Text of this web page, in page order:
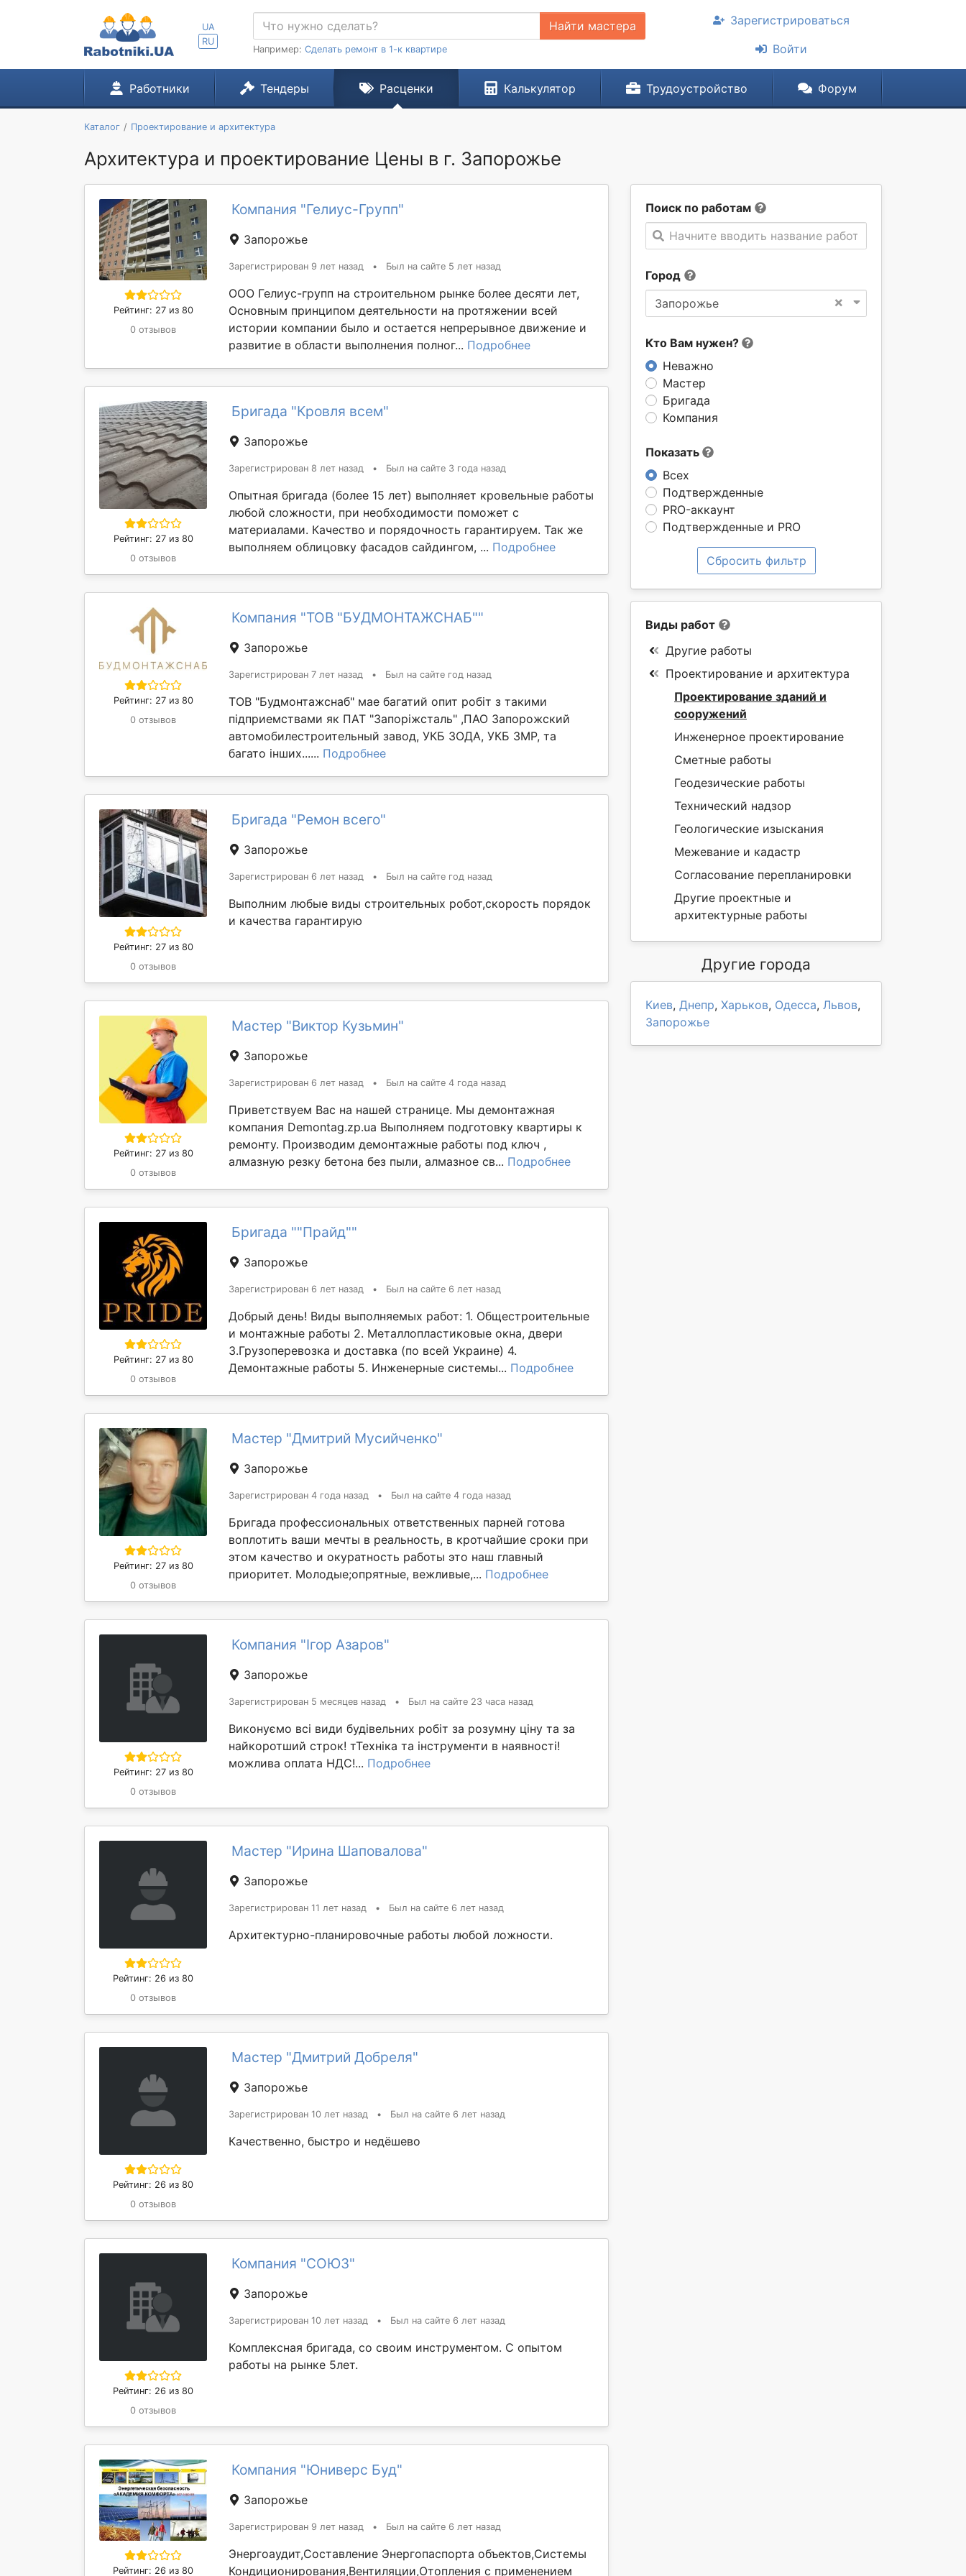
UA
RU
Найти мастера
Например: Сделать ремонт в 1-к квартире
Зарегистрироваться
Войти
Работники Тендеры Расценки Калькулятор Трудоустройство Форум
Каталог Проектирование и архитектура
Архитектура и проектирование Цены в г. Запорожье
Поиск по работам
Начните вводить название работы
Город
×
Запорожье
Кто Вам нужен?
Неважно
Мастер
Бригада
Компания
Показать
Всех
Подтвержденные
PRO-аккаунт
Подтвержденные и PRO
Сбросить фильтр
Рейтинг: 27 из 80
0 отзывов
Компания "Гелиус-Групп"
Запорожье
Зарегистрирован 9 лет назад • Был на сайте 5 лет назад
ООО Гелиус-групп на строительном рынке более десяти лет,
Основным принципом деятельности на протяжении всей
истории компании было и остается непрерывное движение и
развитие в области выполнения полног... Подробнее
Рейтинг: 27 из 80
0 отзывов
Бригада "Кровля всем"
Запорожье
Зарегистрирован 8 лет назад • Был на сайте 3 года назад
Опытная бригада (более 15 лет) выполняет кровельные работы
любой сложности, при необходимости поможет с
материалами. Качество и порядочность гарантируем. Так же
выполняем облицовку фасадов сайдингом, ... Подробнее
Рейтинг: 27 из 80
0 отзывов
Компания "ТОВ "БУДМОНТАЖСНАБ""
Запорожье
Зарегистрирован 7 лет назад • Был на сайте год назад
ТОВ "Будмонтажснаб" мае багатий опит робіт з такими
підприемствами як ПАТ "Запоріжсталь" ,ПАО Запорожский
автомобилестроительный завод, УКБ ЗОДА, УКБ ЗМР, та
багато інших...... Подробнее
Рейтинг: 27 из 80
0 отзывов
Бригада "Ремон всего"
Запорожье
Зарегистрирован 6 лет назад • Был на сайте год назад
Выполним любые виды строительных робот,скорость порядок
и качества гарантирую
Рейтинг: 27 из 80
0 отзывов
Мастер "Виктор Кузьмин"
Запорожье
Зарегистрирован 6 лет назад • Был на сайте 4 года назад
Приветствуем Вас на нашей странице. Мы демонтажная
компания Demontag.zp.ua Выполняем подготовку квартиры к
ремонту. Производим демонтажные работы под ключ ,
алмазную резку бетона без пыли, алмазное св... Подробнее
Рейтинг: 27 из 80
0 отзывов
Бригада ""Прайд""
Запорожье
Зарегистрирован 6 лет назад • Был на сайте 6 лет назад
Добрый день! Виды выполняемых работ: 1. Общестроительные
и монтажные работы 2. Металлопластиковые окна, двери
3.Грузоперевозка и доставка (по всей Украине) 4.
Демонтажные работы 5. Инженерные системы... Подробнее
Рейтинг: 27 из 80
0 отзывов
Мастер "Дмитрий Мусийченко"
Запорожье
Зарегистрирован 4 года назад • Был на сайте 4 года назад
Бригада профессиональных ответственных парней готова
воплотить ваши мечты в реальность, в кротчайшие сроки при
этом качество и окуратность работы это наш главный
приоритет. Молодые;опрятные, вежливые,... Подробнее
Рейтинг: 27 из 80
0 отзывов
Компания "Ігор Азаров"
Запорожье
Зарегистрирован 5 месяцев назад • Был на сайте 23 часа назад
Виконуємо всі види будівельних робіт за розумну ціну та за
найкоротший строк! тТехніка та інструменти в наявності!
можлива оплата НДС!... Подробнее
Рейтинг: 26 из 80
0 отзывов
Мастер "Ирина Шаповалова"
Запорожье
Зарегистрирован 11 лет назад • Был на сайте 6 лет назад
Архитектурно-планировочные работы любой ложности.
Рейтинг: 26 из 80
0 отзывов
Мастер "Дмитрий Добреля"
Запорожье
Зарегистрирован 10 лет назад • Был на сайте 6 лет назад
Качественно, быстро и недёшево
Рейтинг: 26 из 80
0 отзывов
Компания "CОЮЗ"
Запорожье
Зарегистрирован 10 лет назад • Был на сайте 6 лет назад
Комплексная бригада, со своим инструментом. С опытом
работы на рынке 5лет.
Рейтинг: 26 из 80
Компания "Юниверс Буд"
Запорожье
Зарегистрирован 9 лет назад • Был на сайте 6 лет назад
Энергоаудит,Составление Энергопаспорта объектов,Системы
Кондиционирования,Вентиляции,Отопления с применением
Виды работ
Другие работы
Проектирование и архитектура
Проектирование зданий и
сооружений
Инженерное проектирование
Сметные работы
Геодезические работы
Технический надзор
Геологические изыскания
Межевание и кадастр
Согласование перепланировки
Другие проектные и
архитектурные работы
Другие города
Киев, Днепр, Харьков, Одесса, Львов,
Запорожье